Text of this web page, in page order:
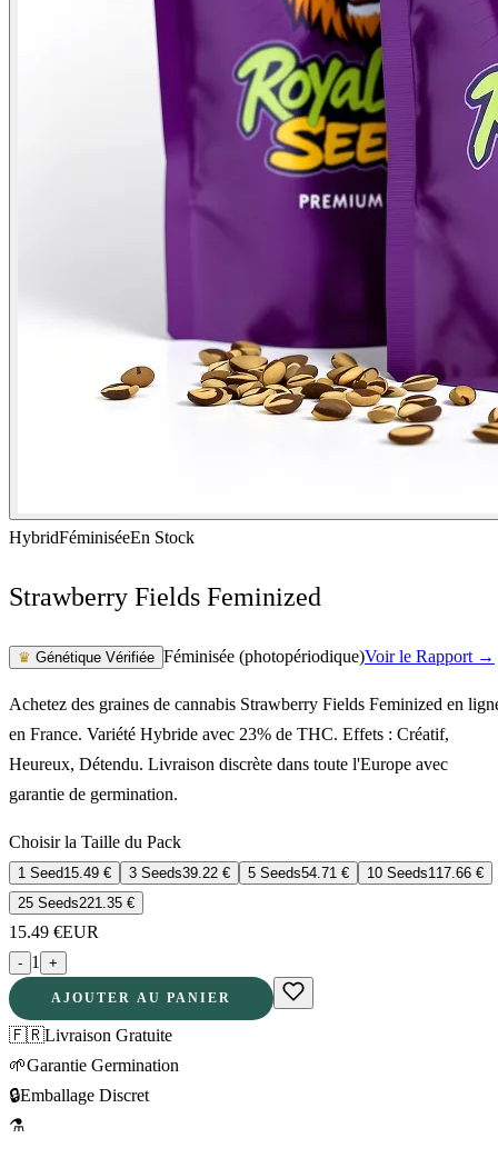
HybridFéminiséeEn Stock
Strawberry Fields Feminized
♛ Génétique Vérifiée Féminisée (photopériodique)Voir le Rapport →
Achetez des graines de cannabis Strawberry Fields Feminized en
en France. Variété Hybride avec 23% de THC. Effets : Créatif,
Heureux, Détendu. Livraison discrète dans toute l'Europe avec
garantie de germination.
Choisir la Taille du Pack
1 Seed15.49 € 3 Seeds39.22 € 5 Seeds54.71 € 10 Seeds117.66 €
25 Seeds221.35 €
15.49 €EUR
- 1 +
AJOUTER AU PANIER
🇫🇷Livraison Gratuite
🌱Garantie Germination
🔒Emballage Discret
⚗